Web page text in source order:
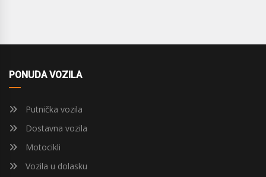
PONUDA VOZILA
Putnička vozila
Dostavna vozila
Motocikli
Vozila u dolasku